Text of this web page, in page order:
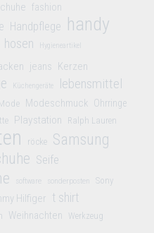
fashion
Handpflege handy
hosen Hygieneartikel
jeans Kerzen
Küchengeräte lebensmittel
Modeschmuck Ohrringe
Playstation Ralph Lauren
röcke Samsung
Seife
software sonderposten Sony
Hilfiger t shirt
Weihnachten Werkzeug